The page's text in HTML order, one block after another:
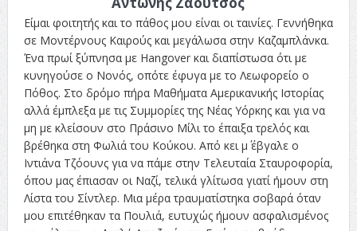
Είμαι φοιτητής και το πάθος μου είναι οι ταινίες. Γεννήθηκα
σε Μοντέρνους Καιρούς και μεγάλωσα στην Καζαμπλάνκα.
Ένα πρωί ξύπνησα με Hangover και διαπίστωσα ότι με
κυνηγούσε ο Νονός, οπότε έφυγα με το Λεωφορείο ο
Πόθος. Στο δρόμο πήρα Μαθήματα Αμερικανικής Ιστορίας
αλλά έμπλεξα με τις Συμμορίες της Νέας Υόρκης και για να
μη με κλείσουν στο Πράσινο Μίλι το έπαιξα τρελός και
βρέθηκα στη Φωλιά του Κούκου. Από κει μ΄ έβγαλε ο
Ιντιάνα Τζόουνς για να πάμε στην Τελευταία Σταυροφορία,
όπου μας έπιασαν οι Ναζί, τελικά γλίτωσα γιατί ήμουν στη
Λίστα του Σίντλερ. Μια μέρα τραυματίστηκα σοβαρά όταν
μου επιτέθηκαν τα Πουλιά, ευτυχώς ήμουν ασφαλισμένος